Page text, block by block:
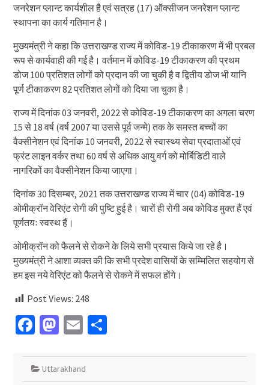
जनरेशन प्लान्ट कार्यशील है एवं सत्रह (17) ऑक्सीजन जनरेशन प्लान्ट
स्थापना का कार्य गतिमान है।
मुख्यमंत्री ने कहा कि उत्तराखण्ड राज्य में कोविड-19 टीकाकरण में भी प्रबल
रूप से कार्यवाही की गई है। वर्तमान में कोविड-19 टीकाकरण की प्रथम
डोज 100 प्रतिशत लोगों को प्रदान की जा चुकी है व द्वितीय डोज भी यानि
पूर्ण टीकाकरण 82 प्रतिशत लोगों को दिया जा चुका है।
राज्य में दिनांक 03 जनवरी, 2022 से कोविड-19 टीकाकरण का अगला चरण
15 से 18 वर्ष (वर्ष 2007 या उससे पूर्व जन्मे) तक के समस्त बच्चों का
वैक्सीनेशन एवं दिनांक 10 जनवरी, 2022 से स्वास्थ्य सेवा प्रदाताओं एवं
फ्रंट लाइन वर्कर तथा 60 वर्ष से अधिक आयु वर्ग को मोर्बिडिटी वाले
नागरिकों का वैक्सीनेशन किया जाएगा।
दिनांक 30 दिसम्बर, 2021 तक उत्तराखण्ड राज्य में चार (04) कोविड-19
ओमीक्रॉन वेरिएंट रोगी की पुष्टि हुई है। चारों ही रोगी अब कोविड मुक्त हैं एवं
पूर्णतयः स्वस्थ हैं।
ओमीक्रॉन को फैलने से रोकने के लिये सभी प्रयास किये जा रहे है।
मुख्यमंत्री ने आशा व्यक्त की कि सभी प्रदेश वासियों के सम्मिलित सहयोग से
हम इस नये वेरिएंट को फैलने से रोकने में सफल होंगे।
Post Views: 248
Facebook
Mastodon
EmailShare
Uttarakhand